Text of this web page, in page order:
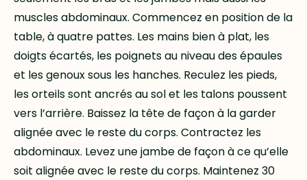
muscles abdominaux. Commencez en position de la
table, à quatre pattes. Les mains bien à plat, les
doigts écartés, les poignets au niveau des épaules
et les genoux sous les hanches. Reculez les pieds,
les orteils sont ancrés au sol et les talons poussent
vers l’arrière. Baissez la tête de façon à la garder
alignée avec le reste du corps. Contractez les
abdominaux. Levez une jambe de façon à ce qu’elle
soit alignée avec le reste du corps. Maintenez 30